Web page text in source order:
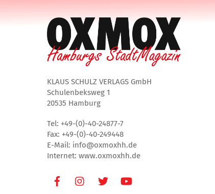
KLAUS SCHULZ VERLAGS GmbH
Schulenbeksweg 1
20535 Hamburg
Tel: +49-(0)-40-24877-7
Fax: +49-(0)-40-249448
E-Mail: info@oxmoxhh.de
Internet: www.oxmoxhh.de
FacebookInstagramTwitter